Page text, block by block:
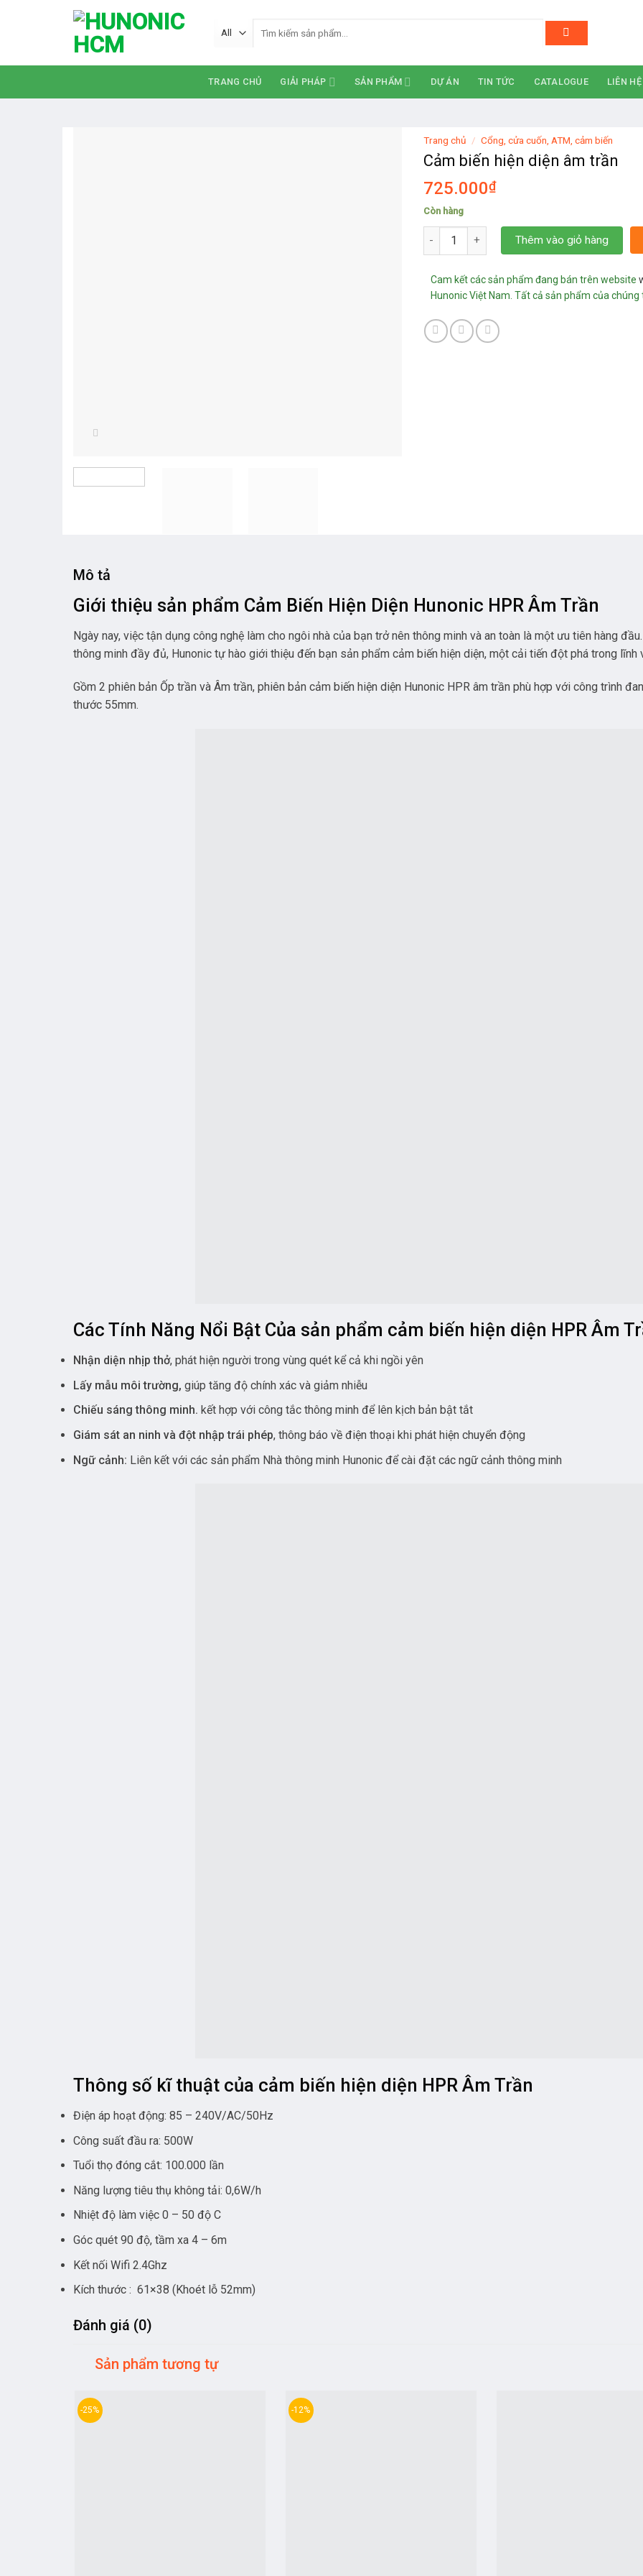
kiếm:
TRANG CHỦ GIẢI PHÁP SẢN PHẨM DỰ ÁN TIN TỨC CATALOGUE LIÊN HỆ
Trang chủ / Cổng, cửa cuốn, ATM, cảm biến
Cảm biến hiện diện âm trần
725.000₫
Còn hàng
Cảm biến hiện diện âm trần số lượng
Thêm vào giỏ hàng
Cam kết các sản phẩm đang bán trên website
Hunonic Việt Nam. Tất cả sản phẩm của
Mô tả
Giới thiệu sản phẩm Cảm Biến Hiện Diện Hunonic HPR Âm Trần
Ngày nay, việc tận dụng công nghệ làm cho ngôi nhà của bạn trở nên thông minh và an toàn là một ưu tiên hàng
thông minh đầy đủ, Hunonic tự hào giới thiệu đến bạn sản phẩm cảm biến hiện diện, một cải tiến đột phá trong lĩnh
Gồm 2 phiên bản Ốp trần và Âm trần, phiên bản cảm biến hiện diện Hunonic HPR âm trần phù hợp với công trình
thước 55mm.
Các Tính Năng Nổi Bật Của sản phẩm cảm biến hiện diện HPR Âm
Nhận diện nhịp thở, phát hiện người trong vùng quét kể cả khi ngồi yên
Lấy mẫu môi trường, giúp tăng độ chính xác và giảm nhiễu
Chiếu sáng thông minh. kết hợp với công tắc thông minh để lên kịch bản bật tắt
Giám sát an ninh và đột nhập trái phép, thông báo về điện thoại khi phát hiện chuyển động
Ngữ cảnh: Liên kết với các sản phẩm Nhà thông minh Hunonic để cài đặt các ngữ cảnh thông minh
Thông số kĩ thuật của cảm biến hiện diện HPR Âm Trần
Điện áp hoạt động: 85 – 240V/AC/50Hz
Công suất đầu ra: 500W
Tuổi thọ đóng cắt: 100.000 lần
Năng lượng tiêu thụ không tải: 0,6W/h
Nhiệt độ làm việc 0 – 50 độ C
Góc quét 90 độ, tầm xa 4 – 6m
Kết nối Wifi 2.4Ghz
Kích thước : 61×38 (Khoét lỗ 52mm)
Đánh giá (0)
Sản phẩm tương tự
-25% -12%